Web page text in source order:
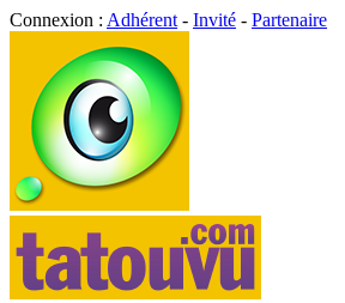
Connexion : Adhérent - Invité - Partenaire